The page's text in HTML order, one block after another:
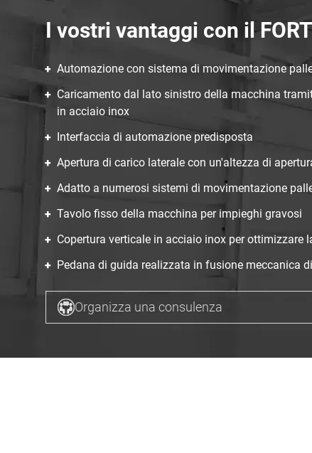
I vostri vantaggi con il
Automazione con sistema di movimentazione
Caricamento dal lato sinistro della macchina
in acciaio inox
Interfaccia di automazione predisposta
Apertura di carico laterale con un'altezza di
Adatto a numerosi sistemi di movimentazione
Tavolo fisso della macchina per impieghi gravosi
Copertura verticale in acciaio inox per ottimizzare
Pedana di guida realizzata in fusione meccanica
Organizza una consulenza